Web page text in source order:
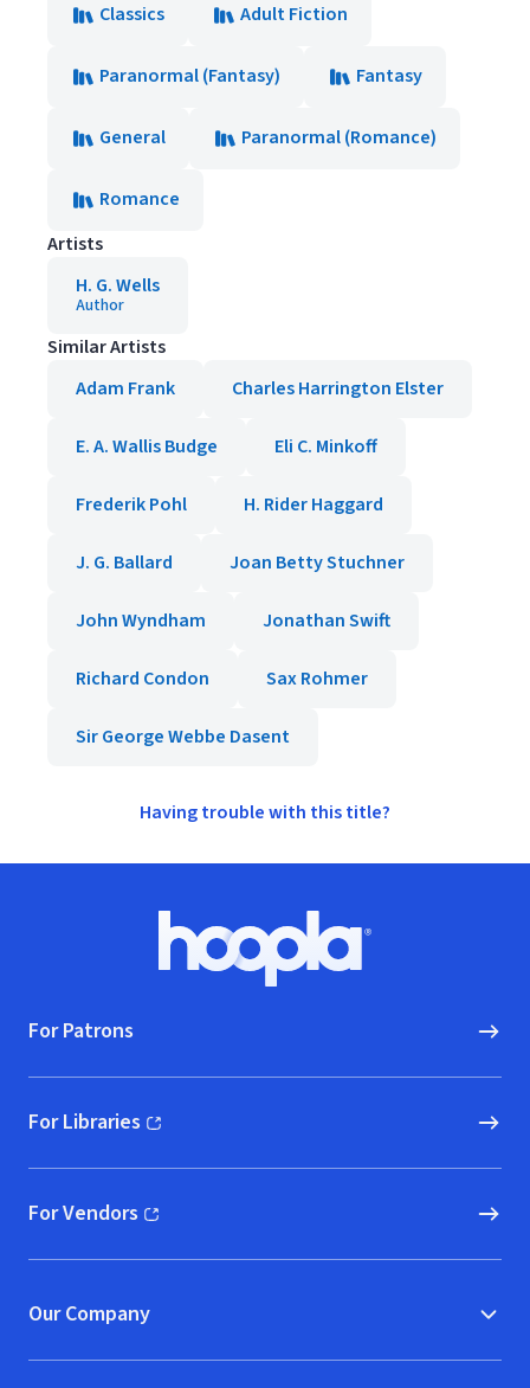
Classics
Adult Fiction
Paranormal (Fantasy) Fantasy
General Paranormal (Romance)
Romance
Artists
H. G. Wells
Author
Similar Artists
Adam Frank
Charles Harrington Elster
E. A. Wallis Budge Eli C. Minkoff
Frederik Pohl H. Rider Haggard
J. G. Ballard Joan Betty Stuchner
John Wyndham Jonathan Swift
Richard Condon Sax Rohmer
Sir George Webbe Dasent
Having trouble with this title?
Hoopla logo, Go to homepage
For Patrons
For Libraries
(opens in new window)
For Vendors
(opens in new window)
Our Company